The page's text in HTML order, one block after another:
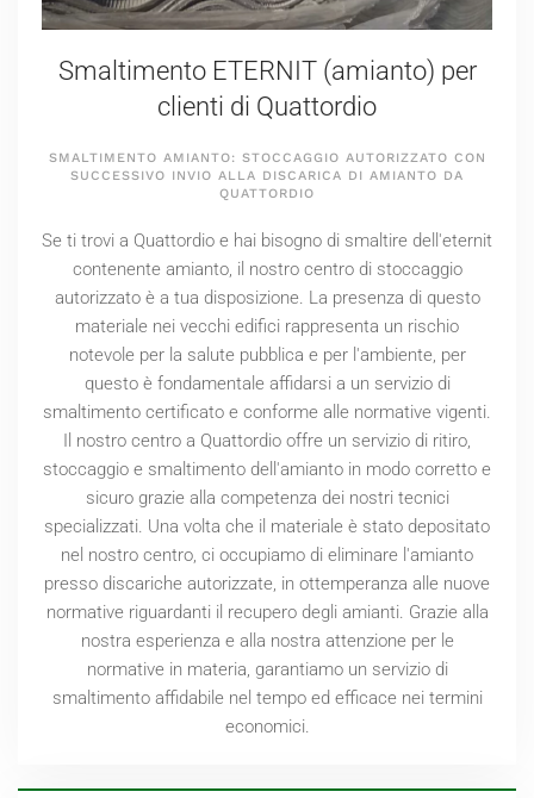
Smaltimento ETERNIT (amianto) per
clienti di Quattordio
SMALTIMENTO AMIANTO: STOCCAGGIO AUTORIZZATO CON
SUCCESSIVO INVIO ALLA DISCARICA DI AMIANTO DA
QUATTORDIO
Se ti trovi a Quattordio e hai bisogno di smaltire dell'eternit
contenente amianto, il nostro centro di stoccaggio
autorizzato è a tua disposizione. La presenza di questo
materiale nei vecchi edifici rappresenta un rischio
notevole per la salute pubblica e per l'ambiente, per
questo è fondamentale affidarsi a un servizio di
smaltimento certificato e conforme alle normative vigenti.
Il nostro centro a Quattordio offre un servizio di ritiro,
stoccaggio e smaltimento dell'amianto in modo corretto e
sicuro grazie alla competenza dei nostri tecnici
specializzati. Una volta che il materiale è stato depositato
nel nostro centro, ci occupiamo di eliminare l'amianto
presso discariche autorizzate, in ottemperanza alle nuove
normative riguardanti il recupero degli amianti. Grazie alla
nostra esperienza e alla nostra attenzione per le
normative in materia, garantiamo un servizio di
smaltimento affidabile nel tempo ed efficace nei termini
economici.